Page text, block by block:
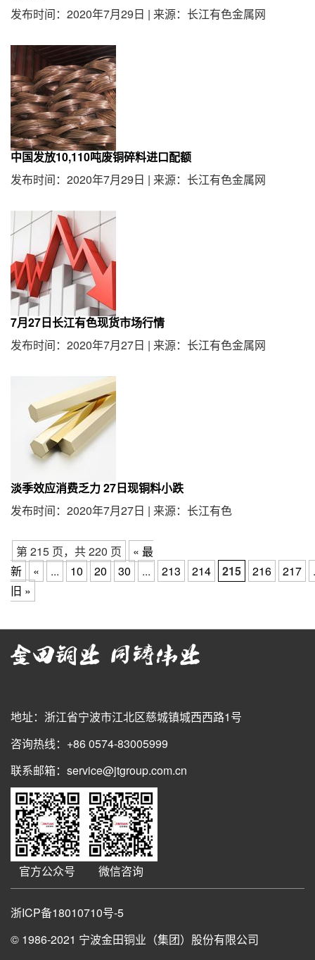
发布时间：2020年7月29日 | 来源：长江有色金属网
中国发放10,110吨废铜碎料进口配额
发布时间：2020年7月29日 | 来源：长江有色金属网
7月27日长江有色现货市场行情
发布时间：2020年7月27日 | 来源：长江有色金属网
淡季效应消费乏力 27日现铜料小跌
发布时间：2020年7月27日 | 来源：长江有色
第 215 页，共 220 页
« 最
新
« ... 10 20 30 ... 213 214 215 216 217
旧 »
地址：浙江省宁波市江北区慈城镇城西西路1号
咨询热线：+86 0574-83005999
联系邮箱：service@jtgroup.com.cn
官方公众号 微信咨询
浙ICP备18010710号-5
© 1986-2021 宁波金田铜业（集团）股份有限公司